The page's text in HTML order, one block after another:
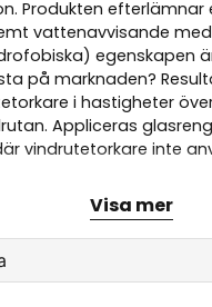
Produkten
vattenavvisande
egenskapen
på marknaden?
i hastigheter
Appliceras
vindrutetorkare inte
förseglingar och
Visa mer